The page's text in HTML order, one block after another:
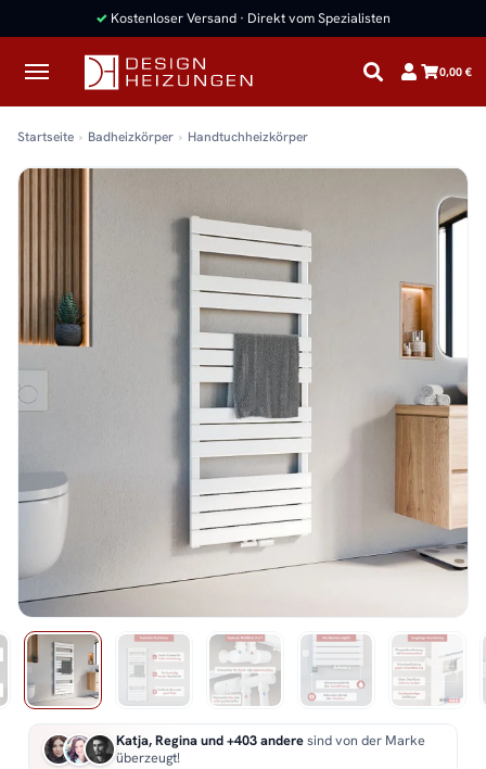
✓ Kostenloser Versand · Direkt vom Spezialisten
0,00 €
Startseite Badheizkörper Handtuchheizkörper
Katja, Regina und +403 anderesind von der Marke
überzeugt!